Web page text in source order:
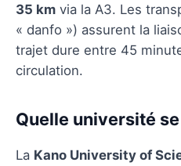
35 km via la A3. Les
« danfo ») assurent la
trajet dure entre 45
circulation.
Quelle université
La Kano University of